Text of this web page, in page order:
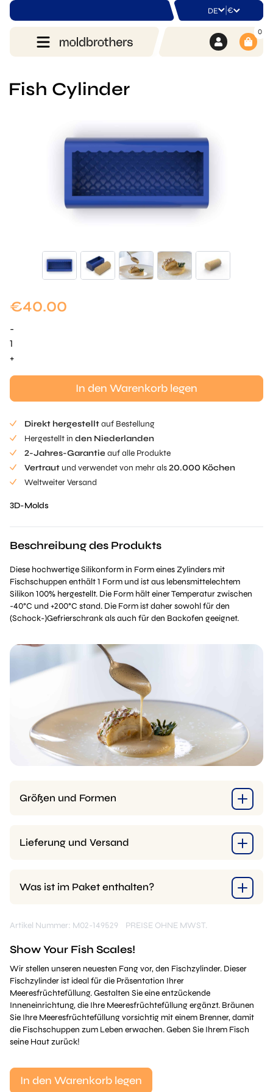
DE | €
0
Fish Cylinder
€40.00
-
Fischzylindermenge
+
In den Warenkorb legen
Direkt hergestelltauf Bestellung
Hergestellt in den Niederlanden
2-Jahres-Garantieauf alle Produkte
Vertraut und verwendet von mehr als20.000 Köchen
Weltweiter Versand
3D-Molds
Beschreibung des Produkts
Diese hochwertige Silikonform in Form eines Zylinders mit
Fischschuppen enthält 1 Form und ist aus lebensmittelechtem
Silikon 100% hergestellt. Die Form hält einer Temperatur zwischen
-40°C und +200°C stand. Die Form ist daher sowohl für den
(Schock-)Gefrierschrank als auch für den Backofen geeignet.
Größen und Formen
Lieferung und Versand
Was ist im Paket enthalten?
Artikel Nummer: M02-149529 PREISE OHNE MWST.
Show Your Fish Scales!
Wir stellen unseren neuesten Fang vor, den Fischzylinder. Dieser
Fischzylinder ist ideal für die Präsentation Ihrer
Meeresfrüchtefüllung. Gestalten Sie eine entzückende
Inneneinrichtung, die Ihre Meeresfrüchtefüllung ergänzt. Bräunen
Sie Ihre Meeresfrüchtefüllung vorsichtig mit einem Brenner, damit
die Fischschuppen zum Leben erwachen. Geben Sie Ihrem Fisch
seine Haut zurück!
In den Warenkorb legen